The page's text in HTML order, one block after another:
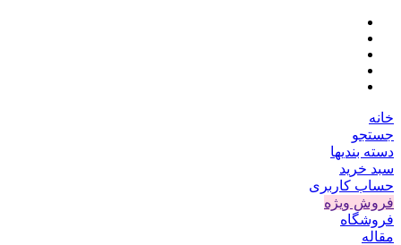
خانه
جستجو
دسته بندیها
سبد خرید
حساب کاربری
فروش ویژه
فروشگاه
مقاله